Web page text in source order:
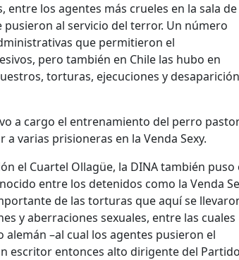
los agentes más crueles en la sala de
al servicio del terror. Un número
que permitieron el
pero también en Chile las hubo en
torturas, ejecuciones y desaparición
a cargo el entrenamiento del perro
varias prisioneras en la Venda Sexy.
el Cuartel Ollagüe, la DINA también puso
entre los detenidos como la Venda
de las torturas que aquí se
y aberraciones sexuales, entre las cuales
–al cual los agentes pusieron el
escritor entonces alto dirigente del Partido